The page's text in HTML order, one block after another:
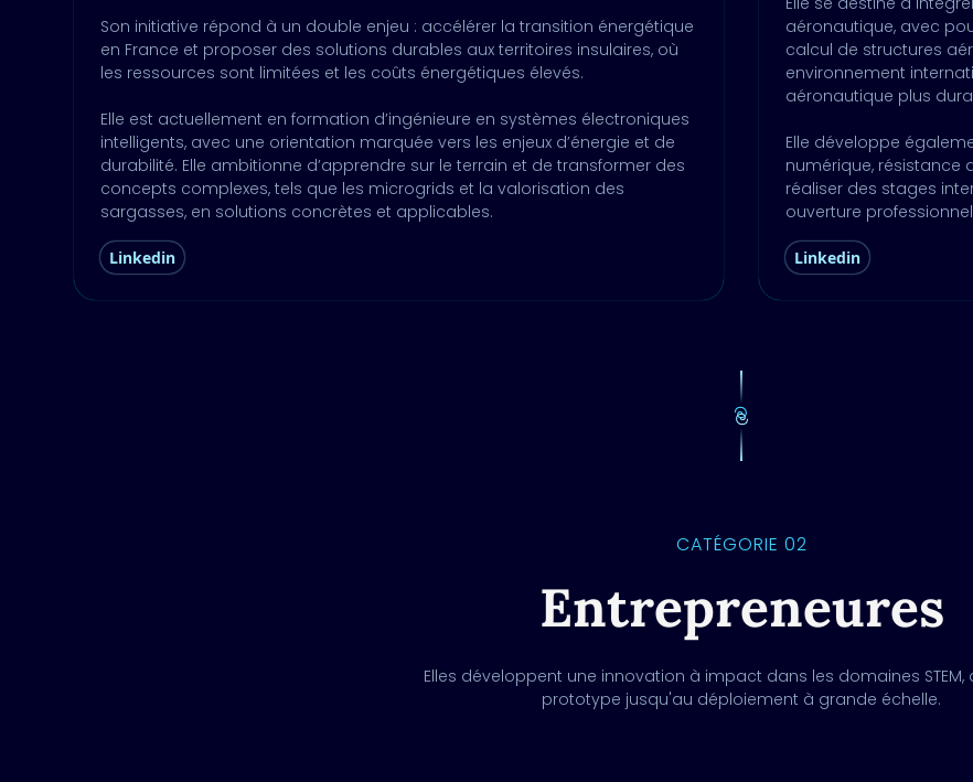
Son initiative répond à un double enjeu : accélérer la transition énergétique
en France et proposer des solutions durables aux territoires insulaires, où
les ressources sont limitées et les coûts énergétiques élevés.
Elle est actuellement en formation d’ingénieure en systèmes électroniques
intelligents, avec une orientation marquée vers les enjeux d’énergie et de
durabilité. Elle ambitionne d’apprendre sur le terrain et de transformer des
concepts complexes, tels que les microgrids et la valorisation des
sargasses, en solutions concrètes et applicables.
Linkedin
aéronautique, avec
calcul de structures
environnement
aéronautique plus
Elle développe
numérique, résistance
réaliser des stages
ouverture
Linkedin
CATÉGORIE 02
Entrepreneures
Elles développent une innovation à impact dans les domaines STEM,
prototype jusqu'au déploiement à grande échelle.